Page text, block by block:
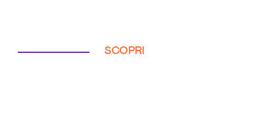
SCOPRI